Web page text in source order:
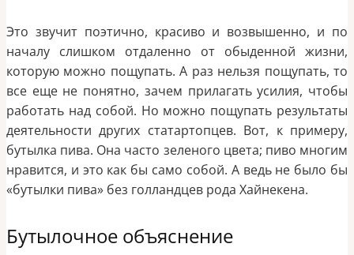
Это звучит поэтично, красиво и возвышенно, и по
началу слишком отдаленно от обыденной жизни,
которую можно пощупать. А раз нельзя пощупать, то
все еще не понятно, зачем прилагать усилия, чтобы
работать над собой. Но можно пощупать результаты
деятельности других статартопцев. Вот, к примеру,
бутылка пива. Она часто зеленого цвета; пиво многим
нравится, и это как бы само собой. А ведь не было бы
«бутылки пива» без голландцев рода Хайнекена.
Бутылочное объяснение